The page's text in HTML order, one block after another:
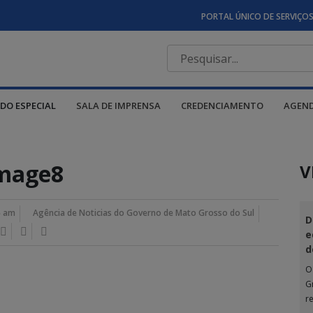
PORTAL ÚNICO DE SERVIÇOS
ESPECIAL SALA DE IMPRENSA CREDENCIAMENTO
am Agência de Noticias do Governo de Mato Grosso do Sul